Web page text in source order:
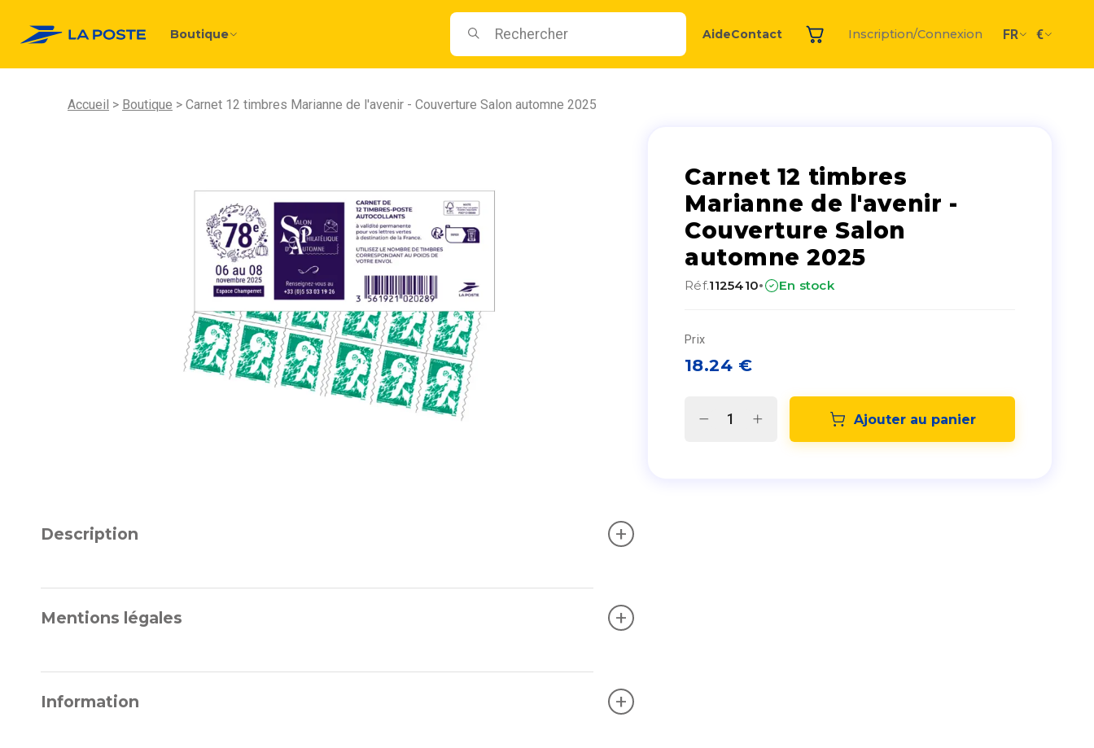
Boutique AideContact Inscription/Connexion FR €
Accueil Boutique Carnet 12 timbres Marianne de l'avenir - Couverture Salon automne 2025
Carnet 12 timbres
Marianne de l'avenir -
Couverture Salon
automne 2025
Réf.1125410· En stock
Prix
18.24 €
Ajouter au panier
Description +
Mentions légales +
Information +